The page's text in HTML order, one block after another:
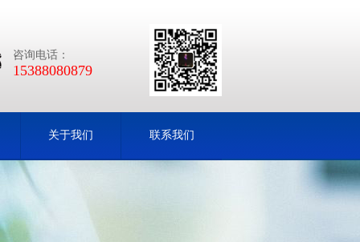
咨询电话：
15388080879
关于我们 联系我们